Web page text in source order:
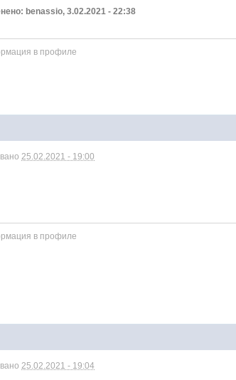
benassio, 3.02.2021 - 22:38
в профиле
25.02.2021 - 19:00
в профиле
25.02.2021 - 19:04